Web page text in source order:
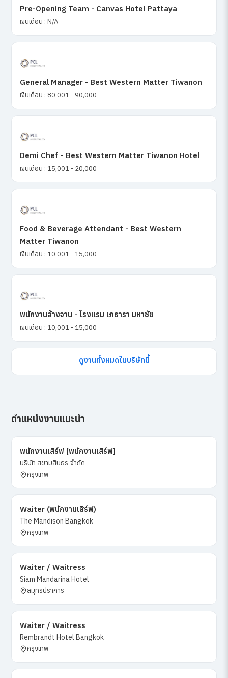
Pre-Opening Team - Canvas Hotel Pattaya
เงินเดือน : N/A
General Manager - Best Western Matter Tiwanon
เงินเดือน : 80,001 - 90,000
Demi Chef - Best Western Matter Tiwanon Hotel
เงินเดือน : 15,001 - 20,000
Food & Beverage Attendant - Best Western
Matter Tiwanon
เงินเดือน : 10,001 - 15,000
พนักงานล้างจาน - โรงแรม เภธารา มหาชัย
เงินเดือน : 10,001 - 15,000
ดูงานทั้งหมดในบริษัทนี้
ตำแหน่งงานแนะนำ
พนักงานเสิร์ฟ [พนักงานเสิร์ฟ]
บริษัท สยามสินธร จำกัด
กรุงเทพ
Waiter (พนักงานเสิร์ฟ)
The Mandison Bangkok
กรุงเทพ
Waiter / Waitress
Siam Mandarina Hotel
สมุทรปราการ
Waiter / Waitress
Rembrandt Hotel Bangkok
กรุงเทพ